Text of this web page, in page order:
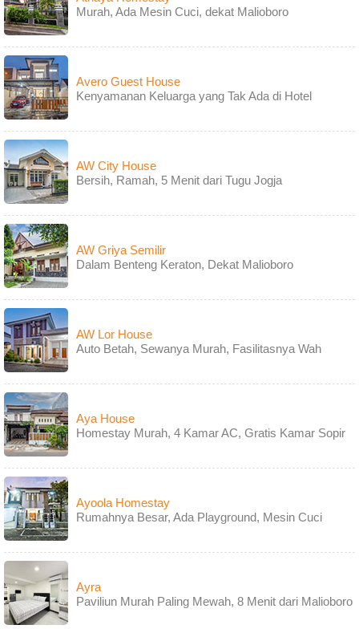
Murah, Ada Mesin Cuci, dekat Malioboro
Avero Guest House
Kenyamanan Keluarga yang Tak Ada di Hotel
AW City House
Bersih, Ramah, 5 Menit dari Tugu Jogja
AW Griya Semilir
Dalam Benteng Keraton, Dekat Malioboro
AW Lor House
Auto Betah, Sewanya Murah, Fasilitasnya Wah
Aya House
Homestay Murah, 4 Kamar AC, Gratis Kamar Sopir
Ayoola Homestay
Rumahnya Besar, Ada Playground, Mesin Cuci
Ayra
Paviliun Murah Paling Mewah, 8 Menit dari Malioboro